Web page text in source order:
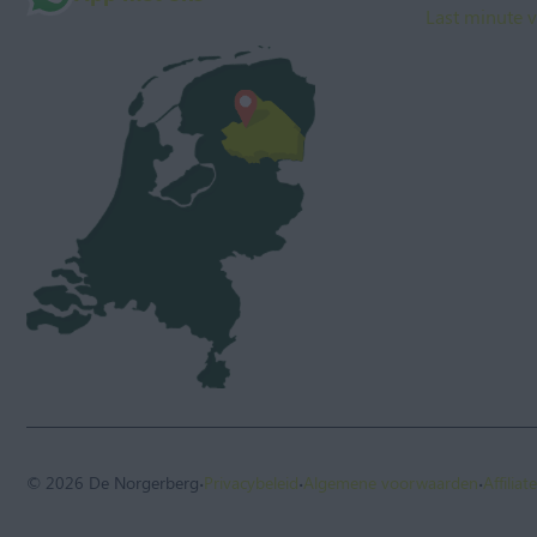
Last minute
© 2026 De Norgerberg·Privacybeleid·Algemene voorwaarden·